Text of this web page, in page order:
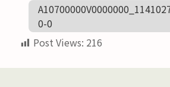
0-0
Post Views: 216